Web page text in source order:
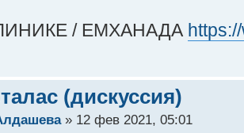
/ ЕМХАНАДА
(дискуссия)
» 12 фев 2021, 05:01